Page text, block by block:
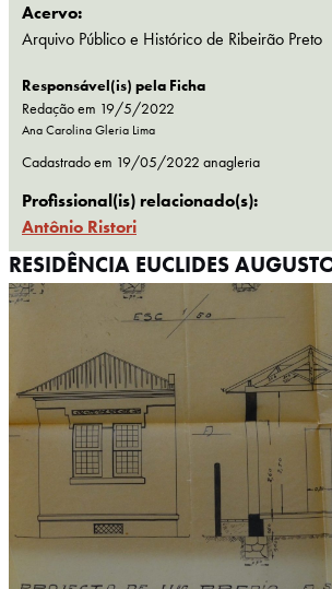
Acervo:
Arquivo Público e Histórico de Ribeirão Preto
Responsável(is) pela Ficha
Redação em 19/5/2022
Ana Carolina Gleria Lima
Cadastrado em 19/05/2022 anagleria
Profissional(is) relacionado(s):
Antônio Ristori
RESIDÊNCIA EUCLIDES